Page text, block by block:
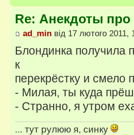
Re: Анекдоты
ad_min від 17 лютого 2011,
Блондинка получила
к
перекрёстку и смело
- Милая, ты куда
- Странно, я утром
... тут рулюю я, синку